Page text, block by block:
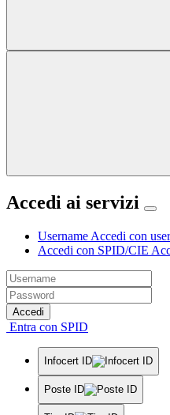
Accedi ai servizi
Username Accedi con
Accedi con SPID/CIE
Accedi
Entra con SPID
Infocert ID
Poste ID